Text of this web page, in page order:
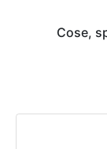
Cose,